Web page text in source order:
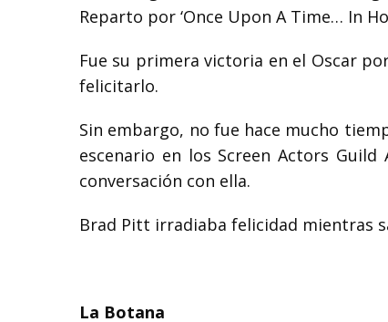
Reparto por ‘Once Upon A Time… In
Fue su primera victoria en el Oscar
felicitarlo.
Sin embargo, no fue hace mucho
escenario en los Screen Actors
conversación con ella.
Brad Pitt irradiaba felicidad mientras
La Botana